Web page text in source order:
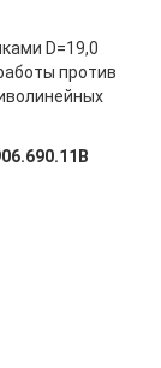
D=19,0
против